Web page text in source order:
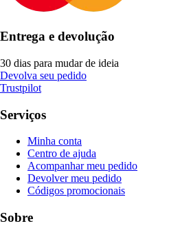
Entrega e devolução
30 dias para mudar de ideia
Devolva seu pedido
Trustpilot
Serviços
Minha conta
Centro de ajuda
Acompanhar meu pedido
Devolver meu pedido
Códigos promocionais
Sobre